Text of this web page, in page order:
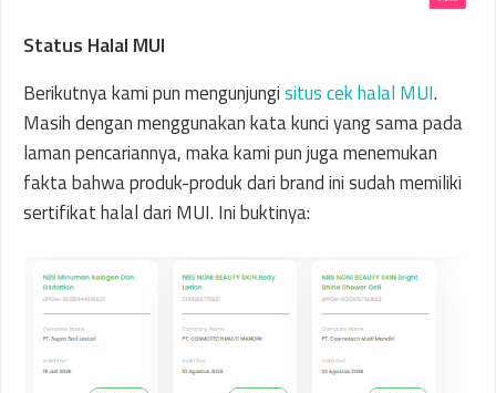
Status Halal MUI
Berikutnya kami pun mengunjungisitus cek halal MUI.
Masih dengan menggunakan kata kunci yang sama pada
laman pencariannya, maka kami pun juga menemukan
fakta bahwa produk-produk dari brand ini sudah memiliki
sertifikat halal dari MUI. Ini buktinya: